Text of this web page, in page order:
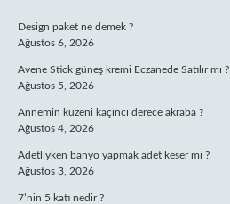
Design paket ne demek ?
Ağustos 6, 2026
Avene Stick güneş kremi Eczanede Satılır mı ?
Ağustos 5, 2026
Annemin kuzeni kaçıncı derece akraba ?
Ağustos 4, 2026
Adetliyken banyo yapmak adet keser mi ?
Ağustos 3, 2026
7’nin 5 katı nedir ?